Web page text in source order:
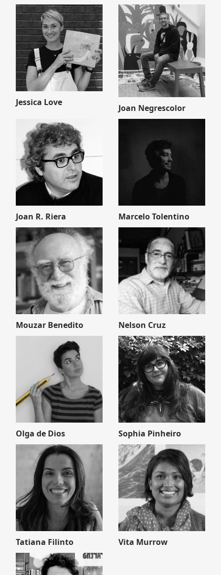
Jessica Love
Joan Negrescolor
Joan R. Riera Marcelo Tolentino
Mouzar Benedito Nelson Cruz
Olga de Dios Sophia Pinheiro
Tatiana Filinto Vita Murrow